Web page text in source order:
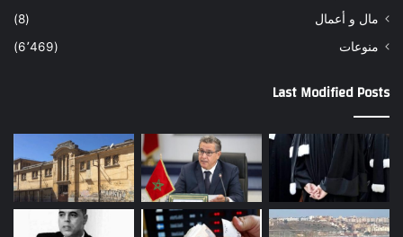
مال و أعمال
(8)
منوعات
(6٬469)
Last Modified Posts